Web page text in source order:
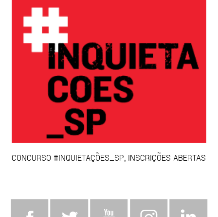
CONCURSO #INQUIETAÇÕES_SP, INSCRIÇÕES ABERTAS